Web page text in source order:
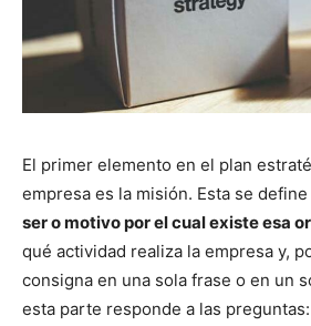
El primer elemento en el plan
empresa es la misión. Esta se
ser o motivo por el cual existe esa
qué actividad realiza la empresa y,
consigna en una sola frase o en un
esta parte responde a las